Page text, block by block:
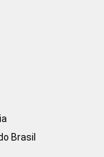
Brasil